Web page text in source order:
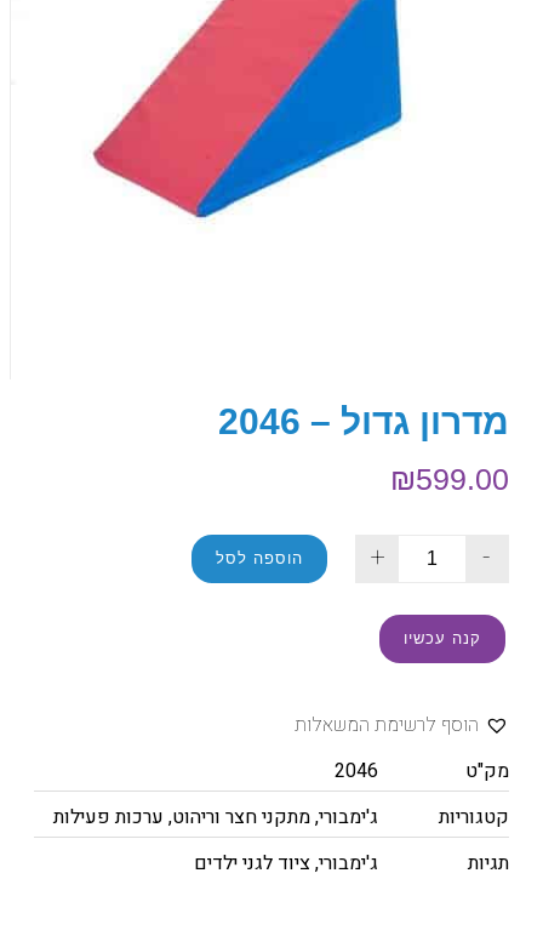
מדרון גדול – 2046
₪599.00
-
+ הוספה לסל
קנה עכשיו
הוסף לרשימת המשאלות
מק"ט
2046
קטגוריות
ג'ימבורי,מתקני חצר וריהוט, ערכות פעילות
תגיות
ג'ימבורי,ציוד לגני ילדים